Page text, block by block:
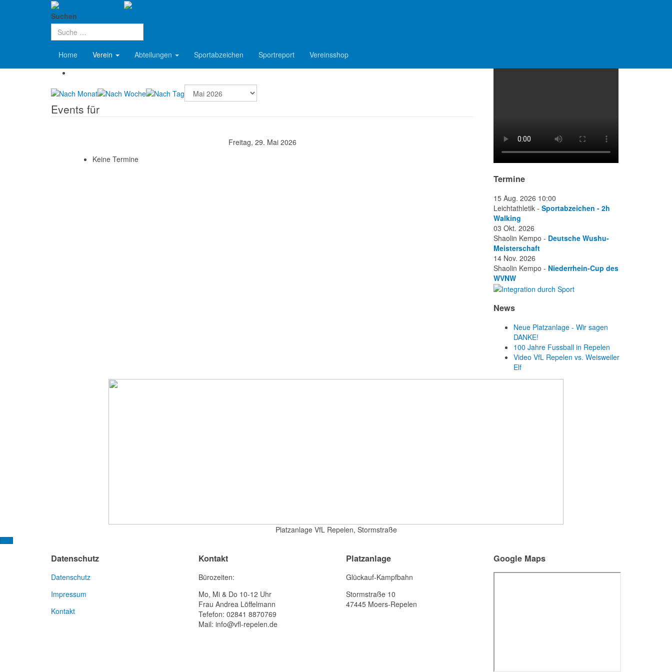
Suchen
Home Verein Abteilungen Sportabzeichen Sportreport Vereinsshop
Aktuelle Seite:
Terminkalender
Events für
Freitag, 29. Mai 2026
Keine Termine
Termine
15 Aug. 2026 10:00
Leichtathletik - Sportabzeichen - 2h
Walking
03 Okt. 2026
Shaolin Kempo - Deutsche Wushu-
Meisterschaft
14 Nov. 2026
Shaolin Kempo - Niederrhein-Cup des
WVNW
News
Neue Platzanlage - Wir sagen
DANKE!
100 Jahre Fussball in Repelen
Video VfL Repelen vs. Weisweiler
Elf
Platzanlage VfL Repelen, Stormstraße
Datenschutz
Datenschutz
Impressum
Kontakt
Kontakt
Bürozeiten:
Mo, Mi & Do 10-12 Uhr
Frau Andrea Löffelmann
Tefefon: 02841 8870769
Mail: info@vfl-repelen.de
Platzanlage
Glückauf-Kampfbahn
Stormstraße 10
47445 Moers-Repelen
Google Maps